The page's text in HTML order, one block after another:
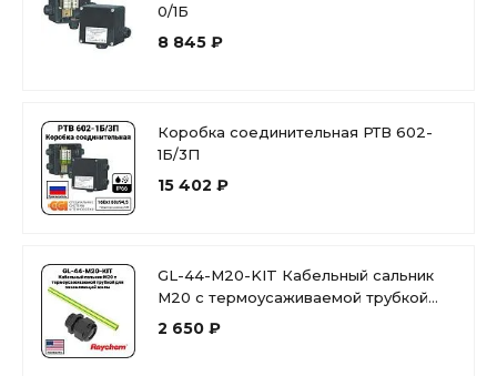
0/1Б
8 845 ₽
Коробка соединительная РТВ 602-
1Б/3П
15 402 ₽
GL-44-M20-KIT Кабельный сальник
М20 с термоусаживаемой трубкой
для заземляющей жилы
2 650 ₽